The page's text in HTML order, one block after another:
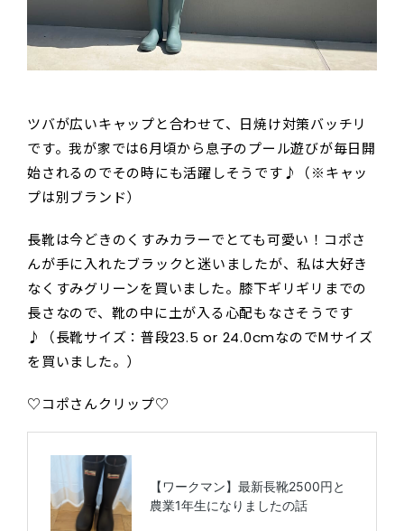
ツバが広いキャップと合わせて、日焼け対策バッチリ
です。我が家では6月頃から息子のプール遊びが毎日開
始されるのでその時にも活躍しそうです♪（※キャッ
プは別ブランド）
長靴は今どきのくすみカラーでとても可愛い！コポさ
んが手に入れたブラックと迷いましたが、私は大好き
なくすみグリーンを買いました。膝下ギリギリまでの
長さなので、靴の中に土が入る心配もなさそうです
♪（長靴サイズ：普段23.5 or 24.0cmなのでМサイズ
を買いました。）
♡コポさんクリップ♡